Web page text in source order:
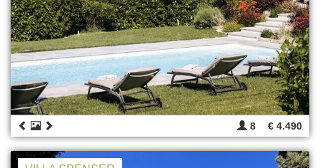
8 € 4.490